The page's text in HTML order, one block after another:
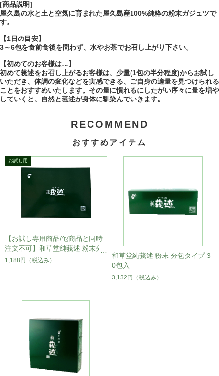
[商品説明]
屋久島の水と土と空気に育まれた屋久島産100%純粋の粉末ガジュツで
す。
【1日の目安】
3～6包を食前食後を問わず、水やお茶でお召し上がり下さい。
【初めてのお客様は…】
初めて莪述をお召し上がるお客様は、少量(1包の半分程度)からお試し
いただき、体調の変化などを実感できる、ご自身の適量を見つけられる
ことをおすすめいたします。その量に慣れるにしたがい序々に量を増や
していくと、自然と莪述が身体に馴染んでいきます。
RECOMMEND
おすすめアイテム
【お試し専用商品/他商品と同時
注文不可】和草堂純莪述 粉末分
包タイプ 10包入【メール便対
1,188円 （税込み）
和草堂純莪述 粉末 分包タイプ 3
0包入
3,132円 （税込み）